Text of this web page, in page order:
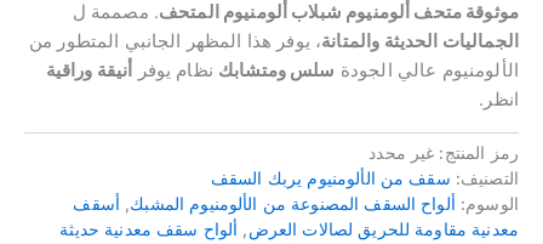
موثوقة متحف ألومنيوم شبلاب ألومنيوم المتحف. مصممة ل
الجماليات الحديثة والمتانة، يوفر هذا المظهر الجانبي المتطور من
الألومنيوم عالي الجودة سلس ومتشابك نظام يوفر
أنيقة وراقية
انظر.
رمز المنتج: غير محدد
التصنيف: سقف من الألومنيوم يربك السقف
الوسوم: ألواح السقف المصنوعة من الألومنيوم المشبك, أسقف
معدنية مقاومة للحريق لصالات العرض, ألواح سقف معدنية حديثة